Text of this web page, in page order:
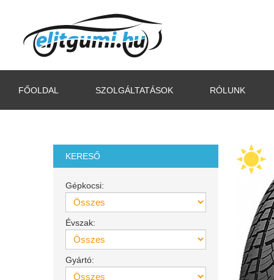
FŐOLDAL SZOLGÁLTATÁSOK RÓLUNK
KERESŐ
Gépkocsi:
Évszak:
Gyártó: